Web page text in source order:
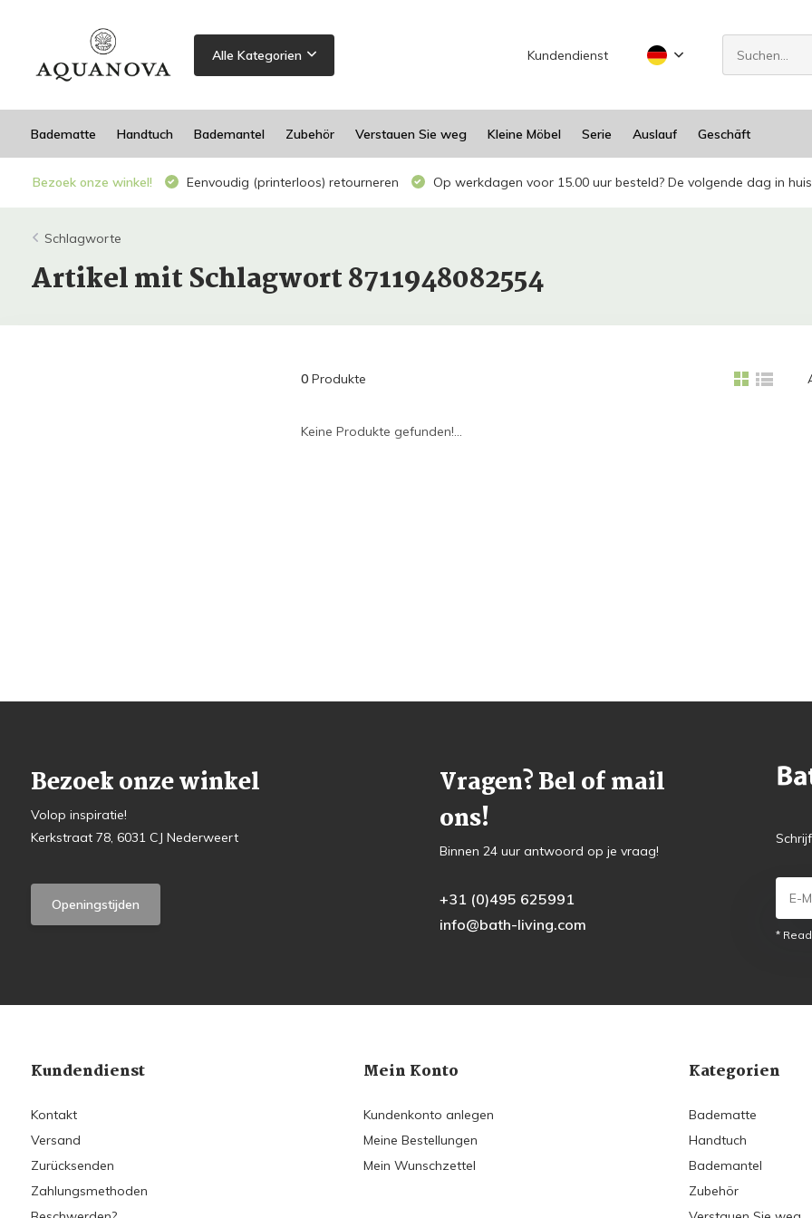
Alle Kategorien Kundendienst
Badematte Handtuch Bademantel Zubehör Verstauen Sie weg Kleine Möbel Serie Auslauf Geschäft
Bezoek onze winkel! Eenvoudig (printerloos) retourneren Op werkdagen voor 15.00 uur besteld? De volgende dag in
Schlagworte
Artikel mit Schlagwort 8711948082554
0Produkte
Keine Produkte gefunden!...
Bezoek onze winkel
Volop inspiratie!
Kerkstraat 78, 6031 CJ Nederweert
Openingstijden
Vragen? Bel of mail
ons!
Binnen 24 uur antwoord op je vraag!
+31 (0)495 625991
info@bath-living.com
*
Kundendienst
Kontakt
Versand
Zurücksenden
Zahlungsmethoden
Mein Konto
Kundenkonto anlegen
Meine Bestellungen
Mein Wunschzettel
Kategorien
Badematte
Handtuch
Bademantel
Zubehör